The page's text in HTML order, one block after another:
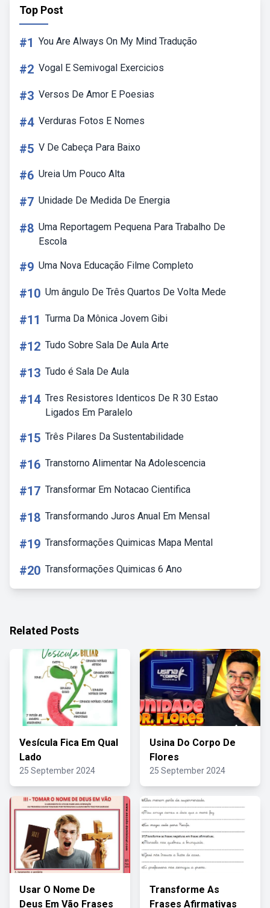
Top Post
#1 You Are Always On My Mind Tradução
#2 Vogal E Semivogal Exercicios
#3 Versos De Amor E Poesias
#4 Verduras Fotos E Nomes
#5 V De Cabeça Para Baixo
#6 Ureia Um Pouco Alta
#7 Unidade De Medida De Energia
#8 Uma Reportagem Pequena Para Trabalho De
Escola
#9 Uma Nova Educação Filme Completo
#10 Um ângulo De Três Quartos De Volta Mede
#11 Turma Da Mônica Jovem Gibi
#12 Tudo Sobre Sala De Aula Arte
#13 Tudo é Sala De Aula
#14 Tres Resistores Identicos De R 30 Estao
Ligados Em Paralelo
#15 Três Pilares Da Sustentabilidade
#16 Transtorno Alimentar Na Adolescencia
#17 Transformar Em Notacao Cientifica
#18 Transformando Juros Anual Em Mensal
#19 Transformações Quimicas Mapa Mental
#20 Transformações Quimicas 6 Ano
Related Posts
Vesícula Fica Em Qual
Lado
25 September 2024
Usina Do Corpo De
Flores
25 September 2024
Usar O Nome De
Deus Em Vão Frases
Transforme As
Frases Afirmativas